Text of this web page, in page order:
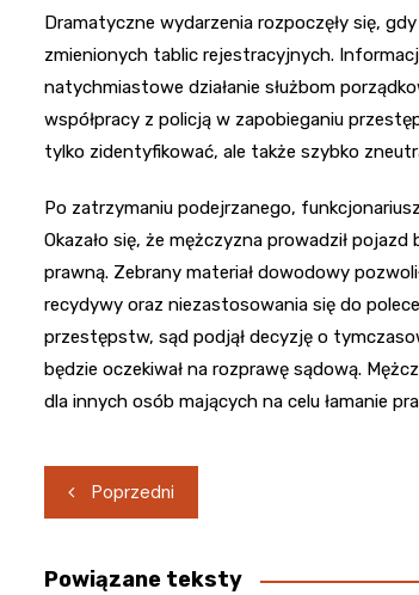
Dramatyczne wydarzenia rozpoczęły się,
zmienionych tablic rejestracyjnych.
natychmiastowe działanie służbom
współpracy z policją w zapobieganiu
tylko zidentyfikować, ale także szybko
Po zatrzymaniu podejrzanego,
Okazało się, że mężczyzna prowadził
prawną. Zebrany materiał dowodowy
recydywy oraz niezastosowania się do
przestępstw, sąd podjął decyzję o
będzie oczekiwał na rozprawę sądową.
dla innych osób mających na celu łamanie
Nawigacja
wpisu
Poprzedni
Powiązane teksty